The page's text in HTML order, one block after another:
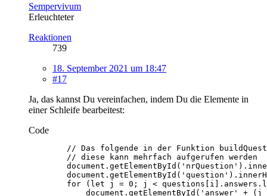
Sempervivum
Erleuchteter
Reaktionen
739
18. September 2021 um 18:47
#17
Ja, das kannst Du vereinfachen, indem Du die Elemente in
einer Schleife bearbeitest:
Code